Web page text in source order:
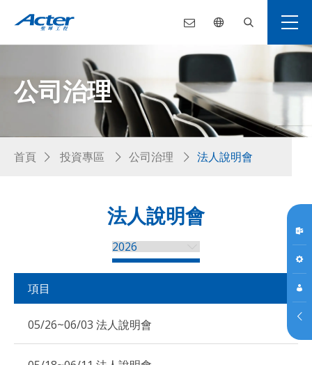
公司治理
首頁 投資專區 公司治理 法人說明會
法人說明會
項目
05/26~06/03 法人說明會